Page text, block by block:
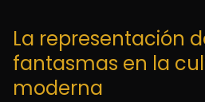
La representación
fantasmas en la
moderna